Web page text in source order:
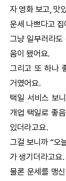
자 영화 보고, 맛
운세 나쁘다고
그냥 일부러라
움이 됐어요.
그리고 또 하나
거였어요.
택일 서비스 보
개업 택일로 좋
있더라고요.
그걸 보니까 “오
가 생기더라고요.
물론 운세를 맹